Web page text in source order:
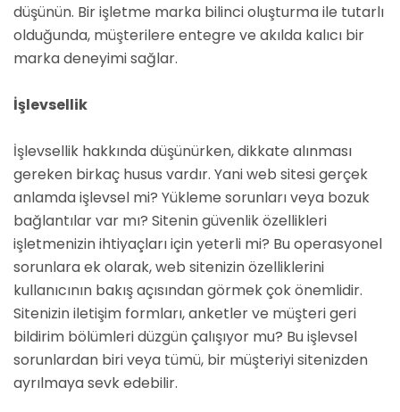
düşünün. Bir işletme marka bilinci oluşturma ile tutarlı
olduğunda, müşterilere entegre ve akılda kalıcı bir
marka deneyimi sağlar.
İşlevsellik
İşlevsellik hakkında düşünürken, dikkate alınması
gereken birkaç husus vardır. Yani web sitesi gerçek
anlamda işlevsel mi? Yükleme sorunları veya bozuk
bağlantılar var mı? Sitenin güvenlik özellikleri
işletmenizin ihtiyaçları için yeterli mi? Bu operasyonel
sorunlara ek olarak, web sitenizin özelliklerini
kullanıcının bakış açısından görmek çok önemlidir.
Sitenizin iletişim formları, anketler ve müşteri geri
bildirim bölümleri düzgün çalışıyor mu? Bu işlevsel
sorunlardan biri veya tümü, bir müşteriyi sitenizden
ayrılmaya sevk edebilir.